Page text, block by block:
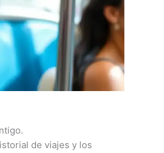
de viajes y los